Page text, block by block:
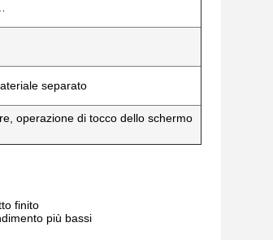
separato
operazione di tocco dello schermo
finito
più bassi